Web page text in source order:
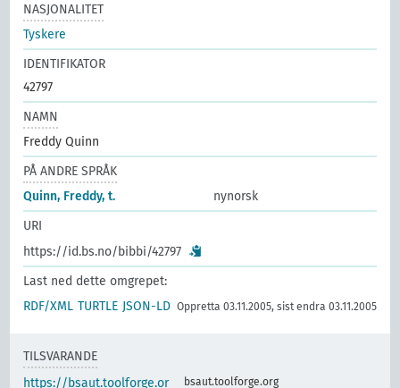
NASJONALITET
Tyskere
IDENTIFIKATOR
42797
NAMN
Freddy Quinn
PÅ ANDRE SPRÅK
Quinn, Freddy, t.
nynorsk
URI
https://id.bs.no/bibbi/42797
Last ned dette omgrepet:
RDF/XML TURTLE JSON-LD Oppretta 03.11.2005, sist endra 03.11.2005
TILSVARANDE
https://bsaut.toolforge.or
bsaut.toolforge.org